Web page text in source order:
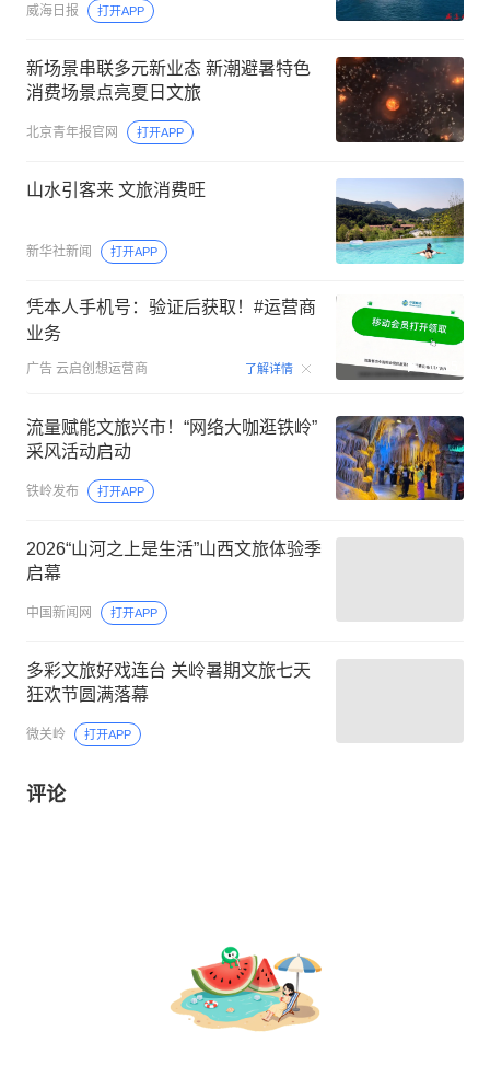
威海日报 打开APP
新场景串联多元新业态 新潮避暑特色
消费场景点亮夏日文旅
北京青年报官网 打开APP
山水引客来 文旅消费旺
新华社新闻 打开APP
凭本人手机号：验证后获取！#运营商
业务
广告 云启创想运营商 了解详情 00:15
流量赋能文旅兴市！“网络大咖逛铁岭”
采风活动启动
铁岭发布 打开APP
2026“山河之上是生活”山西文旅体验季
启幕
中国新闻网 打开APP
多彩文旅好戏连台 关岭暑期文旅七天
狂欢节圆满落幕
微关岭 打开APP
评论